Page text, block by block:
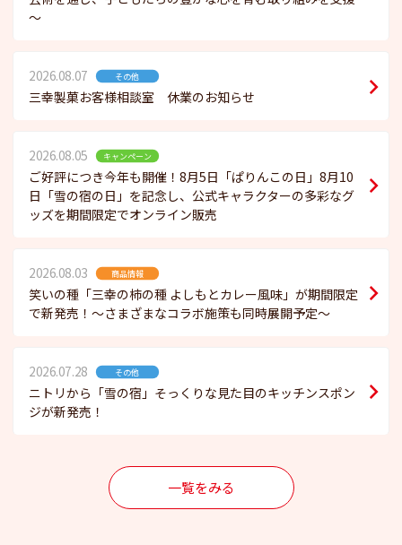
～
2026.08.07 その他
三幸製菓お客様相談室 休業のお知らせ
2026.08.05 キャンペーン
ご好評につき今年も開催！8月5日「ぱりんこの日」8月10
日「雪の宿の日」を記念し、公式キャラクターの多彩なグ
ッズを期間限定でオンライン販売
2026.08.03 商品情報
笑いの種「三幸の柿の種 よしもとカレー風味」が期間限定
で新発売！～さまざまなコラボ施策も同時展開予定～
2026.07.28 その他
ニトリから「雪の宿」そっくりな見た目のキッチンスポン
ジが新発売！
一覧をみる